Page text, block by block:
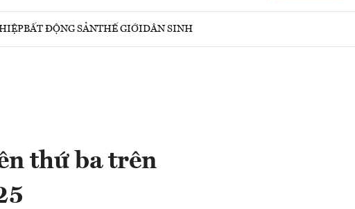
BẤT ĐỘNG SẢNTHẾ GIỚIDÂN SINH
thứ ba trên